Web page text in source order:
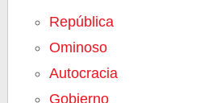
República
Ominoso
Autocracia
Gobierno